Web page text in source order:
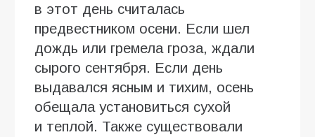
в этот день считалась
предвестником осени. Если шел
дождь или гремела гроза, ждали
сырого сентября. Если день
выдавался ясным и тихим, осень
обещала установиться сухой
и теплой. Также существовали